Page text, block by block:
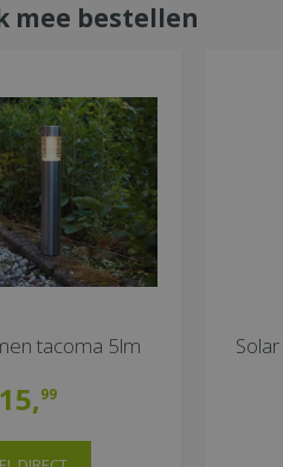
mee bestellen
tacoma 5lm
15,99